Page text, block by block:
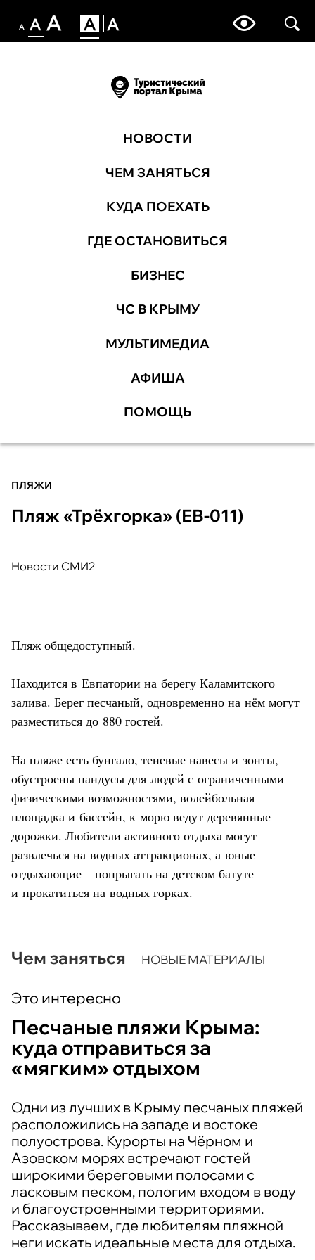
НОВОСТИ
ЧЕМ ЗАНЯТЬСЯ
КУДА ПОЕХАТЬ
ГДЕ ОСТАНОВИТЬСЯ
БИЗНЕС
ЧС В КРЫМУ
МУЛЬТИМЕДИА
АФИША
ПОМОЩЬ
ПЛЯЖИ
Пляж «Трёхгорка» (ЕВ-011)
Пляж общедоступный.
Находится в Евпатории на берегу Каламитского
залива. Берег песчаный, одновременно на нём могут
разместиться до 880 гостей.
На пляже есть бунгало, теневые навесы и зонты,
обустроены пандусы для людей с ограниченными
физическими возможностями, волейбольная
площадка и бассейн, к морю ведут деревянные
дорожки. Любители активного отдыха могут
развлечься на водных аттракционах, а юные
отдыхающие – попрыгать на детском батуте
и прокатиться на водных горках.
Новости СМИ2
Чем заняться НОВЫЕ МАТЕРИАЛЫ
Это интересно
Песчаные пляжи Крыма:
куда отправиться за
«мягким» отдыхом
Одни из лучших в Крыму песчаных пляжей
расположились на западе и востоке
полуострова. Курорты на Чёрном и
Азовском морях встречают гостей
широкими береговыми полосами с
ласковым песком, пологим входом в воду
и благоустроенными территориями.
Рассказываем, где любителям пляжной
неги искать идеальные места для отдыха.